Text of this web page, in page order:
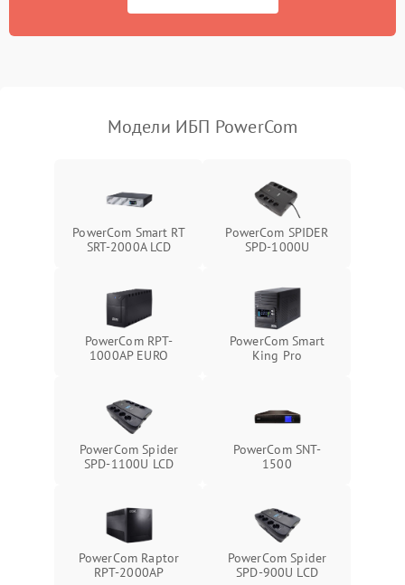
индикаторов
Неисправность системы
Подробнее →
переключения
Неисправность системы
мониторинга
1500 ₽ Подробнее →
Повреждение внутренних
Неисправность системы
Подробнее →
Поломка системы защиты
от перегрузок
Подробнее →
Неисправность системы
Модели ИБП PowerCom
PowerCom Smart RT
SRT-2000A LCD
PowerCom SPIDER
SPD-1000U
PowerCom RPT-
1000AР EURO
PowerCom Smart
King Pro
PowerCom Spider
SPD-1100U LCD
PowerCom SNT-
1500
PowerCom Raptor
RPT-2000AP
PowerCom Spider
SPD-900U LCD